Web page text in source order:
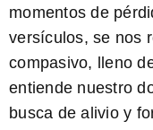
momentos de
versículos, se nos
compasivo, lleno
entiende nuestro
busca de alivio y